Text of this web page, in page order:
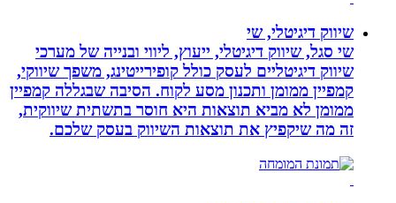
שיווק דיגיטלי, שי
שי סגל, שיווק דיגיטלי, ייעוץ, ליווי ובנייה של מערכי
שיווק דיגיטליים לעסק כולל קופירייטינג, משפך שיווקי,
קמפיין ממומן ותכנון מסע לקוח. הסיבה שבגללה קמפיין
ממומן לא מביא תוצאות היא חוסר בתשתית שיווקית,
זה מה שיקפיץ את תוצאות השיווק בעסק שלכם.